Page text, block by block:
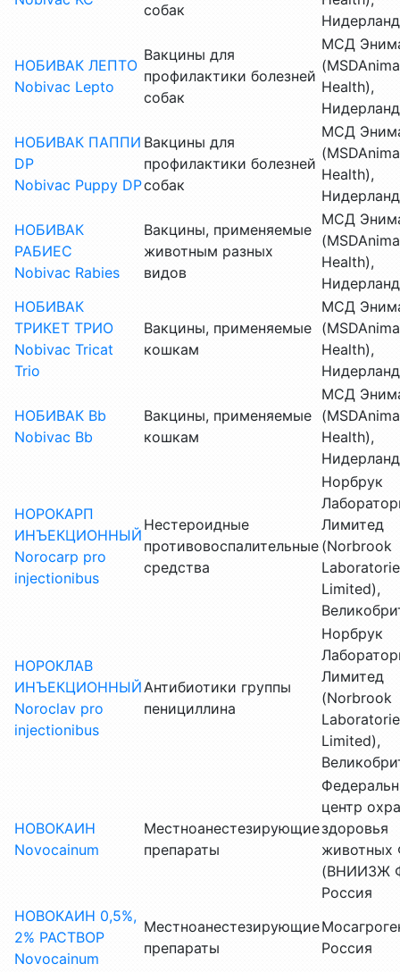
собак
НОБИВАК ЛЕПТО
Nobivac Lepto
Вакцины для
профилактики болезней
собак
МСД
Health),
НОБИВАК ПАППИ
DP
Nobivac Puppy DP
Вакцины для
профилактики болезней
собак
МСД
Health),
НОБИВАК
РАБИЕС
Nobivac Rabies
Вакцины, применяемые
животным разных
видов
МСД
Health),
НОБИВАК
ТРИКЕТ ТРИО
Nobivac Tricat
Trio
Вакцины, применяемые
кошкам
МСД
Health),
НОБИВАК Bb
Nobivac Вb
Вакцины, применяемые
кошкам
МСД
Health),
НОРОКАРП
ИНЪЕКЦИОННЫЙ
Norocarp pro
injectionibus
Нестероидные
противовоспалительные
средства
Норбрук
Лимитед
(Norbrook
Limited),
НОРОКЛАВ
ИНЪЕКЦИОННЫЙ
Noroclav pro
injectionibus
Антибиотики группы
пенициллина
Норбрук
Лимитед
(Norbrook
Limited),
НОВОКАИН
Novocainum
Местноанестезирующие
препараты
центр
здоровья
животных
(ВНИИЗЖ
Россия
НОВОКАИН 0,5%,
2% РАСТВОР
Novocainum
Местноанестезирующие
препараты
Россия